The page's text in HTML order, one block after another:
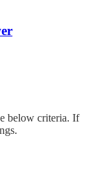
below criteria. If